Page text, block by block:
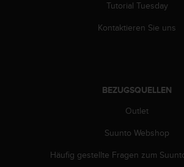
Tutorial Tuesday
Kontaktieren Sie uns
BEZUGSQUELLEN
Outlet
Suunto Webshop
Häufig gestellte Fragen zum